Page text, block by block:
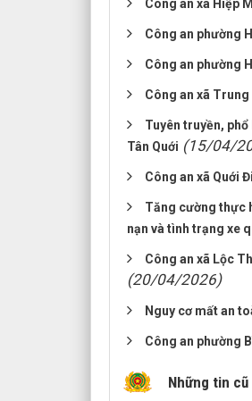
Công an xã Hiệp
Công an phường
Công an phường
Công an xã
Tuyên truyền,
Tân Quới (15/04/
Công an xã Quới
Tăng cường thực
nạn và tình trạng xe
Công an xã Lộc
(20/04/2026)
Nguy cơ mất an
Công an phường
Những tin cũ